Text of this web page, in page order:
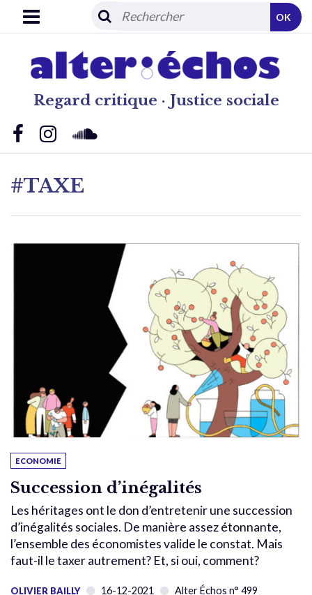
Regard critique · Justice sociale
OK
#TAXE
ECONOMIE
Succession d’inégalités
Les héritages ont le don d’entretenir une succession
d’inégalités sociales. De manière assez étonnante,
l’ensemble des économistes valide le constat. Mais
faut-il le taxer autrement? Et, si oui, comment?
OLIVIER BAILLY 16-12-2021 Alter Échos n° 499